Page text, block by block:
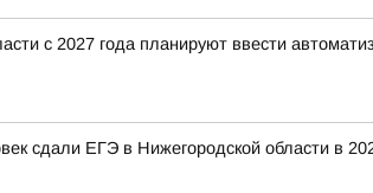
с 2027 года планируют ввести
сдали ЕГЭ в Нижегородской области в